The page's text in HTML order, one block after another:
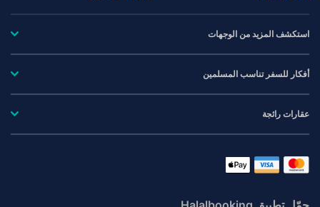
استكشف المزيد من الوجهات
أفكار للسفر تناسب المسلمين
عقارات رائجة